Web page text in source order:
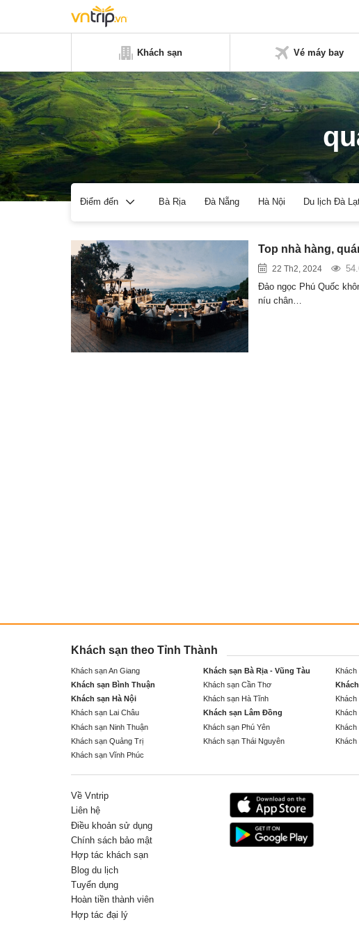
Khách sạn Vé máy bay
Điểm đến Bà Rịa Đà Nẵng Hà Nội Du lịch Đà
Top nhà hàng,
22 Th2, 2024
Đảo ngọc Phú Quốc
níu chân…
Khách sạn theo Tỉnh Thành
Khách sạn An Giang Khách sạn Bà Rịa - Vũng Tàu
Khách sạn Bình Thuận
Khách sạn Cần Thơ
Khách sạn Hà Nội
Khách sạn Hà Tĩnh
Khách sạn Lai Châu
Khách sạn Lâm Đồng
Khách sạn Ninh Thuận
Khách sạn Phú Yên
Khách sạn Quảng Trị
Khách sạn Thái Nguyên Khách
Khách sạn Vĩnh Phúc
Về Vntrip
Liên hệ
Điều khoản sử dụng
Chính sách bảo mật
Hợp tác khách sạn
Blog du lịch
Tuyển dụng
Hoàn tiền thành viên
Hợp tác đại lý